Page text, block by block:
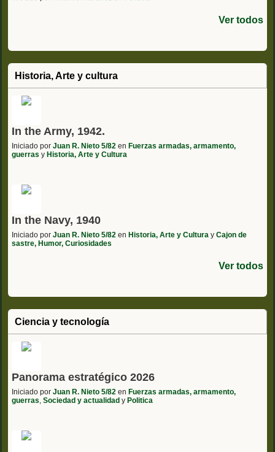
Ver todos
Historia, Arte y cultura
In the Army, 1942.
Iniciado por Juan R. Nieto 5/82 en Fuerzas armadas, armamento,
guerras y Historia, Arte y Cultura
In the Navy, 1940
Iniciado por Juan R. Nieto 5/82 en Historia, Arte y Cultura y Cajon de
sastre, Humor, Curiosidades
Ver todos
Ciencia y tecnología
Panorama estratégico 2026
Iniciado por Juan R. Nieto 5/82 en Fuerzas armadas, armamento,
guerras Sociedad y actualidad y Politica